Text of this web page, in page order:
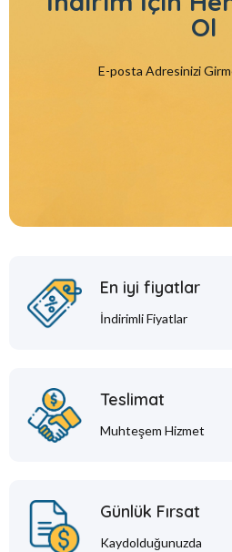
Ol
E-posta Adresinizi
En iyi fiyatlar
İndirimli Fiyatlar
Teslimat
Muhteşem Hizmet
Günlük Fırsat
Kaydolduğunuzda